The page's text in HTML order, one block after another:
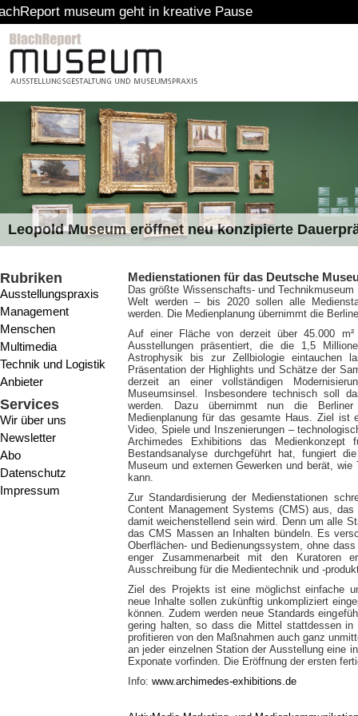
geht in kreative Pause
Leopold Museum eröffnet neu konzipierte
Rubriken
Ausstellungspraxis
Management
Menschen
Multimedia
Technik und Logistik
Anbieter
Services
Wir über uns
Newsletter
Abo
Datenschutz
Impressum
Medienstationen für das Deutsche
Das größte Wissenschafts- und
Welt werden – bis 2020 sollen alle
werden. Die Medienplanung übernimmt die
Auf einer Fläche von derzeit über 45.000
Ausstellungen präsentiert, die die 1,5
Astrophysik bis zur Zellbiologie eintauchen
Präsentation der Highlights und Schätze der
derzeit an einer vollständigen
Museumsinsel. Insbesondere technisch soll
werden. Dazu übernimmt nun die Berliner
Medienplanung für das gesamte Haus. Ziel
Video, Spiele und Inszenierungen –
Archimedes Exhibitions das
Bestandsanalyse durchgeführt hat, fungiert
Museum und externen Gewerken und berät,
kann.
Zur Standardisierung der Medienstationen
Content Management Systems (CMS) aus,
damit weichenstellend sein wird. Denn um alle
das CMS Massen an Inhalten bündeln. Es
Oberflächen- und Bedienungssystem, ohne
enger Zusammenarbeit mit den Kuratoren
Ausschreibung für die Medientechnik und -
Ziel des Projekts ist eine möglichst einfache
neue Inhalte sollen zukünftig unkompliziert
können. Zudem werden neue Standards
gering halten, so dass die Mittel stattdessen
profitieren von den Maßnahmen auch ganz
an jeder einzelnen Station der Ausstellung eine
Exponate vorfinden. Die Eröffnung der ersten
Info: www.archimedes-exhibitions.de